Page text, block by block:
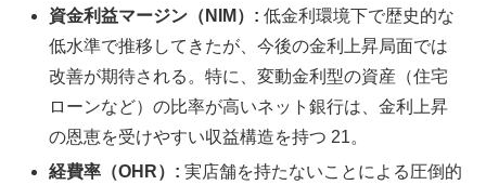
資金利益マージン（NIM）: 低金利環境下で歴史的な
低水準で推移してきたが、今後の金利上昇局面では
改善が期待される。特に、変動金利型の資産（住宅
ローンなど）の比率が高いネット銀行は、金利上昇
の恩恵を受けやすい収益構造を持つ 21。
経費率（OHR）: 実店舗を持たないことによる圧倒的